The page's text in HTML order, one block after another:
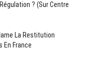
? (Sur Centre
La Restitution
En France